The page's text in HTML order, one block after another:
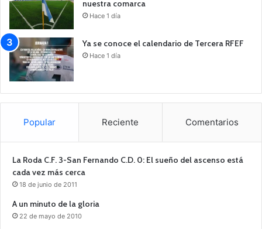
nuestra comarca
Hace 1 día
Ya se conoce el calendario de Tercera RFEF
Hace 1 día
Popular Reciente Comentarios
La Roda C.F. 3-San Fernando C.D. 0: El sueño del ascenso está
cada vez más cerca
18 de junio de 2011
A un minuto de la gloria
22 de mayo de 2010